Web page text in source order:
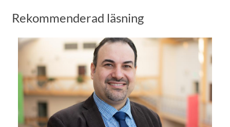
Rekommenderad läsning